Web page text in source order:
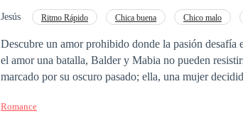
Jesús Ritmo Rápido Chica buena Chico malo
Descubre un amor prohibido donde la pasión desafía el destino… En un mundo donde el
el amor una batalla, Balder y Mabia no pueden
marcado por su oscuro pasado; ella, una mujer
juego peligroso… donde la única salida es rendirse al fuego que los quema.
Romance